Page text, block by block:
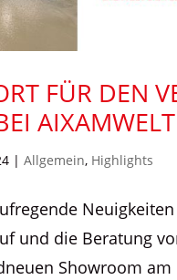
FÜR DEN
AIXAMWELT
|Allgemein, Highlights
und die Beratung
Showroom